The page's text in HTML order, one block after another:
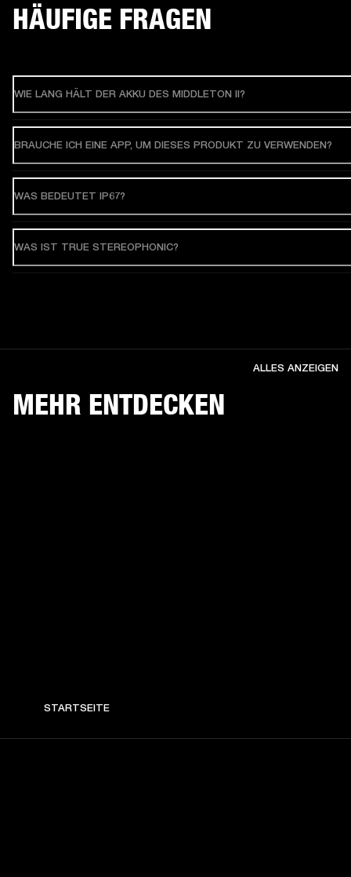
HÄUFIGE FRAGEN
WIE LANG HÄLT DER AKKU DES MIDDLETON II?
BRAUCHE ICH EINE APP, UM DIESES PRODUKT ZU VERWENDEN?
WAS BEDEUTET IP67?
WAS IST TRUE STEREOPHONIC?
MEHR ENTDECKEN
ALLES ANZEIGEN
STARTSEITE